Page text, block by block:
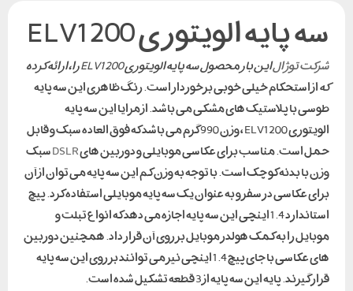
سه پایه الویتوری ELV1200
شرکت توژالاین بار محصول
سه پایه الویتوری ELV1200 را، ارائه کرده
کهاز استحکام خیلی خوبی برخوردار است. رنگ ظاهری این سه پایه
طوسی با پلاستیک های مشکی می باشد. از مزایا این سه پایه
الویتوری ELV1200 ، وزن 990 گرم می باشد که فوق العاده سبک و قابل
حمل است. مناسب برای عکاسی موبایلی و دوربین هایDSLRسبک
وزن با بدنه کوچک است. با توجه به وزن کم این سه پایه می توان از آن
برای عکاسی در سفر و به عنوان یک سه پایه موبایلی استفاده کرد. پیچ
استاندارد 1.4 اینچی این سه پایه اجازه می دهد که انواع تبلت و
موبایل را به کمک هولدر موبایل بر روی آن قرار داد. همچنین دوربین
های عکاسی با جای پیچ 1.4 اینچی نیز می توانند بر روی این سه پایه
قرار گیرند. پایه این سه پایه از 3 قطعه تشکیل شده است.